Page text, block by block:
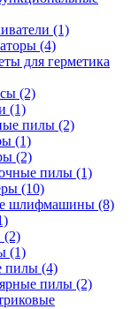
(1)
(4)
для герметика
(2)
(1)
пилы (2)
(1)
(2)
пилы (1)
(10)
шлифмашины (8)
(2)
(1)
пилы (4)
пилы (2)